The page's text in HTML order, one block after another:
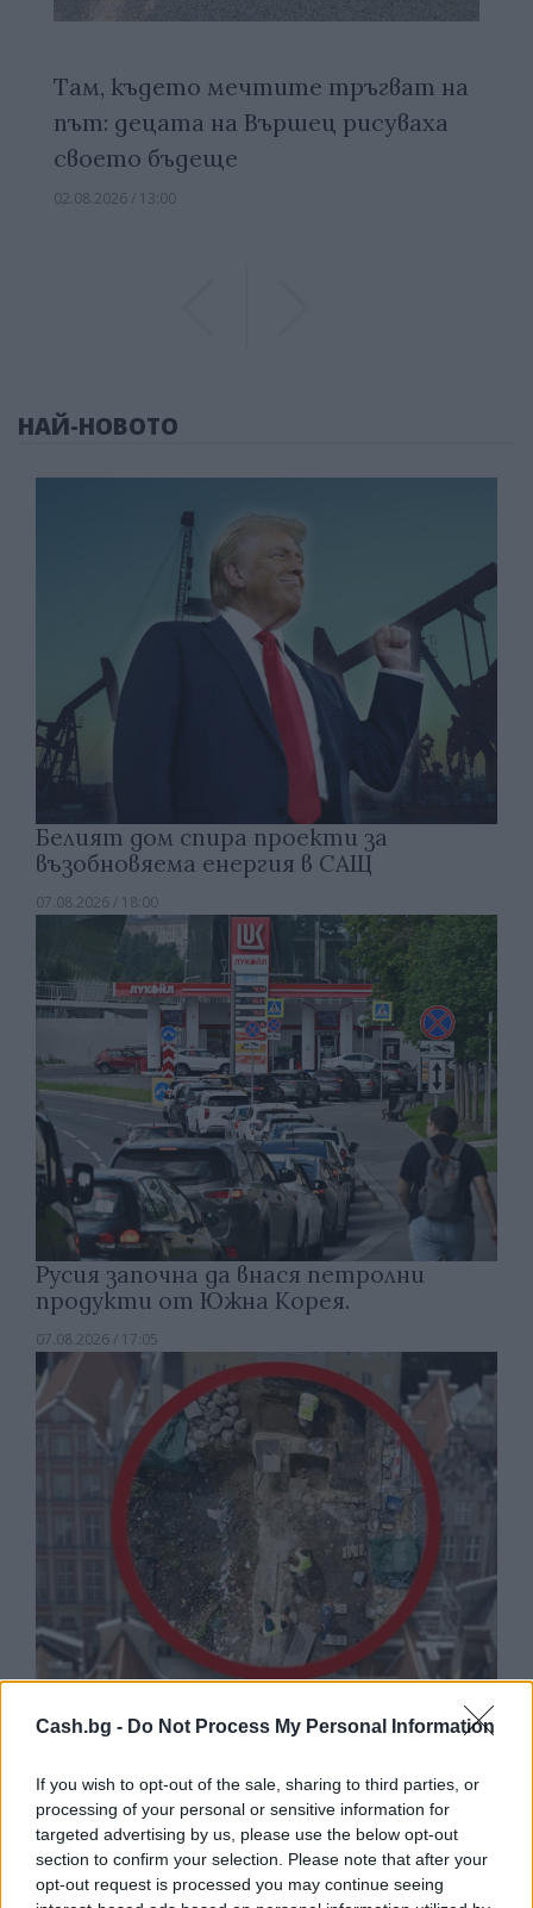
Cash.bg - Do Not Process My Personal Information
If you wish to opt-out of the sale, sharing to third parties, or
processing of your personal or sensitive information for
targeted advertising by us, please use the below opt-out
section to confirm your selection. Please note that after your
opt-out request is processed you may continue seeing
Там, където мечтите тръгват на
път: децата на Вършец рисуваха
своето бъдеще
02.08.2026 / 13:00
НАЙ-НОВОТО
Белият дом спира проекти за
възобновяема енергия в САЩ
07.08.2026 / 18:00
Русия започна да внася петролни
продукти от Южна Корея.
07.08.2026 / 17:05
Древен храм на почти 900 години
откриха под кафене за сладолед в
07.08.2026 / 16:00